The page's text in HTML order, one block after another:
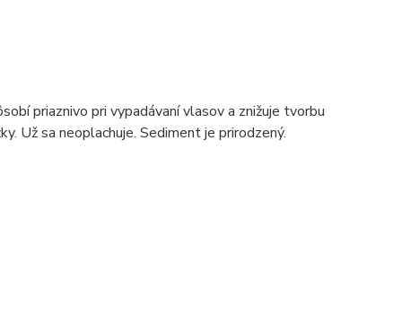
priaznivo pri vypadávaní vlasov a znižuje tvorbu
Už sa neoplachuje. Sediment je prirodzený.